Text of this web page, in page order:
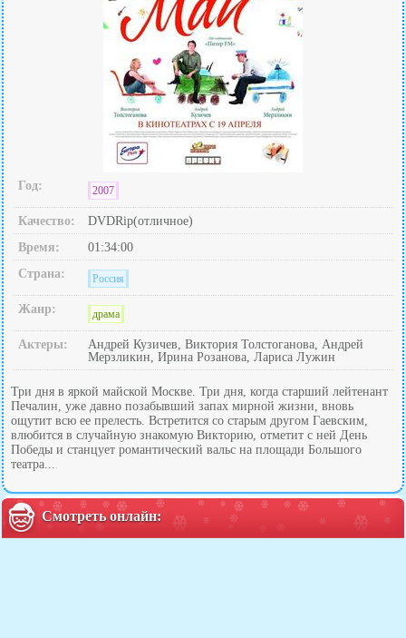
Год: 2007
Качество:
DVDRip(отличное)
Время:
01:34:00
Страна:
Россия
Жанр: драма
Актеры:
Андрей Кузичев, Виктория Толстоганова, Андрей
Мерзликин, Ирина Розанова, Лариса Лужин
Три дня в яркой майской Москве. Три дня, когда старший лейтенант
Печалин, уже давно позабывший запах мирной жизни, вновь
ощутит всю ее прелесть. Встретится со старым другом Гаевским,
влюбится в случайную знакомую Викторию, отметит с ней День
Победы и станцует романтический вальс на площади Большого
театра...
Смотреть онлайн: